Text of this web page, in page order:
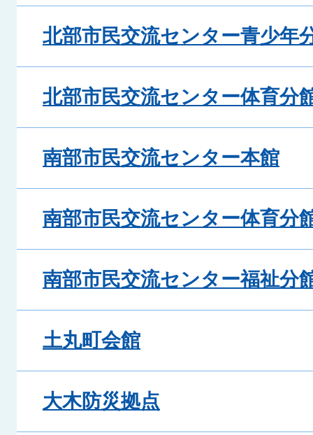
北部市民交流センター青少年
北部市民交流センター体育分
南部市民交流センター本館
南部市民交流センター体育分
南部市民交流センター福祉分
土丸町会館
大木防災拠点